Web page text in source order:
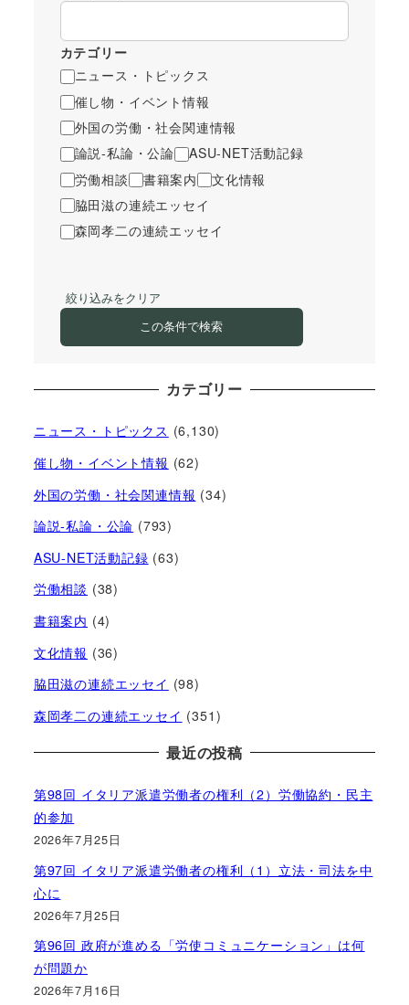
カテゴリー
ニュース・トピックス
催し物・イベント情報
外国の労働・社会関連情報
論説-私論・公論
ASU-NET活動記録
労働相談
書籍案内
文化情報
脇田滋の連続エッセイ
森岡孝二の連続エッセイ
絞り込みをクリア
この条件で検索
カテゴリー
ニュース・トピックス (6,130)
催し物・イベント情報 (62)
外国の労働・社会関連情報 (34)
論説-私論・公論 (793)
ASU-NET活動記録 (63)
労働相談 (38)
書籍案内 (4)
文化情報 (36)
脇田滋の連続エッセイ (98)
森岡孝二の連続エッセイ (351)
最近の投稿
第98回 イタリア派遣労働者の権利（2）労働協約・民主
的参加
2026年7月25日
第97回 イタリア派遣労働者の権利（1）立法・司法を中
心に
2026年7月25日
第96回 政府が進める「労使コミュニケーション」は何
が問題か
2026年7月16日